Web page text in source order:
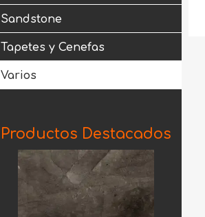
Sandstone
Tapetes y Cenefas
Varios
Productos Destacados